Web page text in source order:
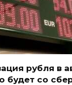
рубля в
будет со